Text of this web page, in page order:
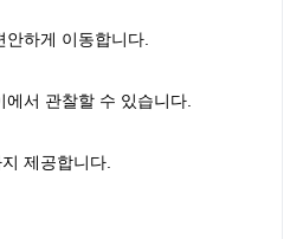
하게 이동합니다.
서 관찰할 수 있습니다.
제공합니다.